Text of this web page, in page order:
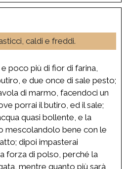
caldi e freddi.
poco più di fior di farina,
e due once di sale pesto;
di marmo, facendoci un
porrai il butiro, ed il sale;
quasi bollente, e la
mescolandolo bene con le
dipoi impasterai
forza di polso, perché la
mentre quanto più sarà